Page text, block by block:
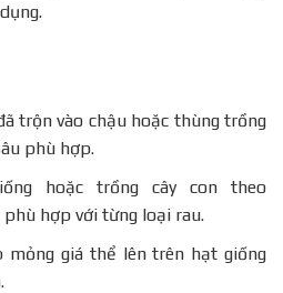
trộn vào chậu hoặc thùng trồng
phù hợp.
hoặc trồng cây con theo
phù hợp với từng loại rau.
mỏng giá thể lên trên hạt giống